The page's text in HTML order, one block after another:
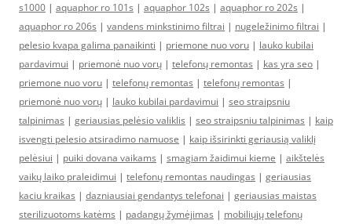
s1000 | aquaphor ro 101s | aquaphor 102s | aquaphor ro 202s |
aquaphor ro 206s | vandens minkstinimo filtrai | nugeležinimo filtrai |
pelesio kvapa galima panaikinti | priemone nuo voru | lauko kubilai
pardavimui | priemonė nuo vorų | telefonų remontas | kas yra seo |
priemone nuo voru | telefonų remontas | telefonų remontas |
priemonė nuo vorų | lauko kubilai pardavimui | seo straipsniu
talpinimas | geriausias pelėsio valiklis | seo straipsniu talpinimas | kaip
isvengti pelesio atsiradimo namuose | kaip išsirinkti geriausią valiklį
pelėsiui | puiki dovana vaikams | smagiam žaidimui kieme | aikštelės
vaikų laiko praleidimui | telefonų remontas naudingas | geriausias
kaciu kraikas | dazniausiai gendantys telefonai | geriausias maistas
sterilizuotoms katėms | padangų žymėjimas | mobiliųjų telefonų